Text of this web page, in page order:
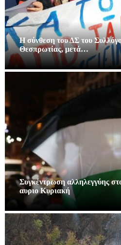
Η σύνθεση του ΔΣ του
Θεσπρωτίας, μετά…
Συγκέντρωση αλληλεγγύης
αυριο Κυριακή